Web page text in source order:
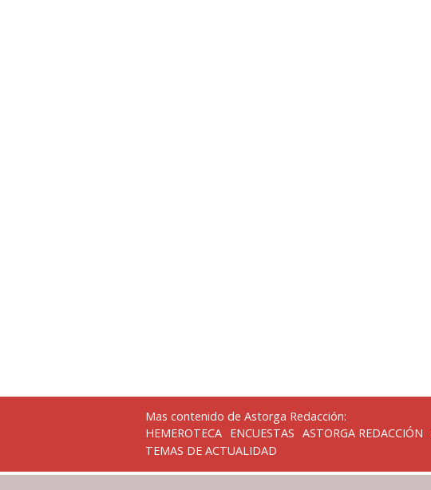
Mas contenido de Astorga Redacción:
HEMEROTECA ENCUESTAS ASTORGA REDACCIÓN
TEMAS DE ACTUALIDAD